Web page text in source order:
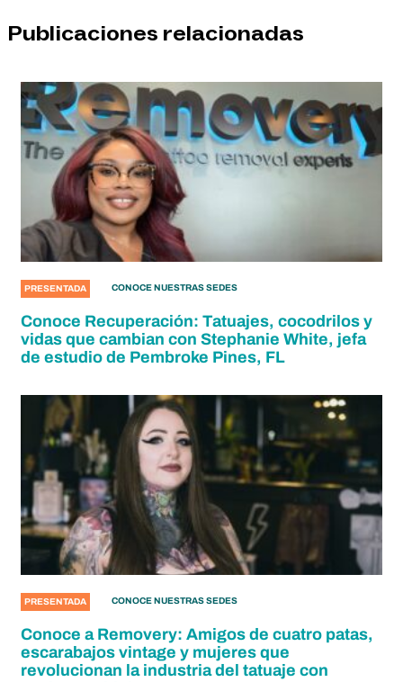
Publicaciones relacionadas
PRESENTADA CONOCE NUESTRAS SEDES
Conoce Recuperación: Tatuajes, cocodrilos y
vidas que cambian con Stephanie White, jefa
de estudio de Pembroke Pines, FL
PRESENTADA CONOCE NUESTRAS SEDES
Conoce a Removery: Amigos de cuatro patas,
escarabajos vintage y mujeres que
revolucionan la industria del tatuaje con